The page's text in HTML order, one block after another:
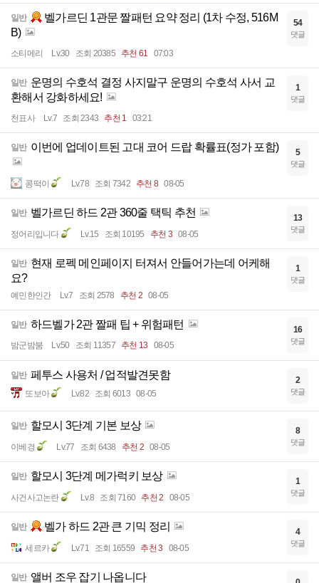
일반
벨가르딘 1관문 짤패턴 요약 정리 (1차 수정, 516M
B)
소티메리 Lv.30 조회 20385 추천 61 07:03
54
댓글
일반 운명의 수호석 결정 사지말구 운명의 수호석 사서 교
환해서 강화하세요!
천표사 Lv.7 조회 2343 추천 1 03:21
1
댓글
일반 이번에 업데이트된 고대 코어 드랍 확률표(정가 포함)
콩떡이 Lv.78 조회 7342 추천 8 08-05
5
댓글
일반 벨가르딘 하드 2관 360줄 택틱 추천
정어리입니다 Lv.15 조회 10195 추천 3 08-05
13
댓글
일반 현재 로펙 메인페이지 터져서 안들어가는데 어케해
요?
예민한인간 Lv.7 조회 2578 추천 2 08-05
1
댓글
일반 하드벨가 2관 짤패 팁 + 위험패턴
밤군밤붐 Lv.50 조회 11357 추천 13 08-05
16
댓글
일반 페투스 사용처 / 업적발견못함
또보아 Lv.82 조회 6013 08-05
2
댓글
일반 할모시 3단계 기본 보상
이베경 Lv.77 조회 6438 추천 2 08-05
8
댓글
일반 할모시 3단계 메가럭키 보상
사건사고논란 Lv.8 조회 7160 추천 2 08-05
1
댓글
일반 벨가 하드 2관 큰 기믹 정리
세르카 Lv.71 조회 16559 추천 3 08-05
4
댓글
일반 앨버 조우 잡기 나옵니다